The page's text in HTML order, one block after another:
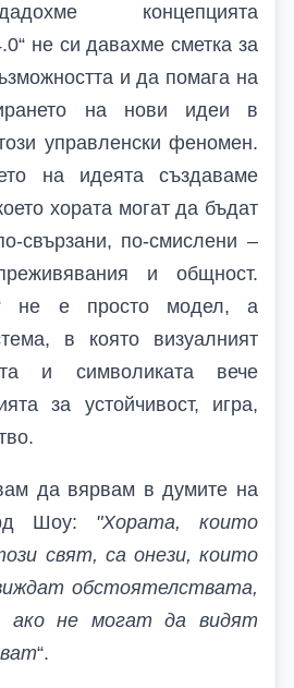
концепцията
не си давахме сметка за
и да помага на
на нови идеи в
управленски феномен.
на идеята създаваме
хората могат да бъдат
свързани, по-смислени –
и общност.
не е просто модел, а
в която визуалният
и символиката вече
за устойчивост, игра,
да вярвам в думите на
Шоу: "Хората, които
свят, са онези, които
обстоятелствата,
ако не могат да видят
“.